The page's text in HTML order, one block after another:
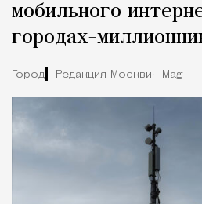
мобильного
городах-
Город Редакция Москвич Mag